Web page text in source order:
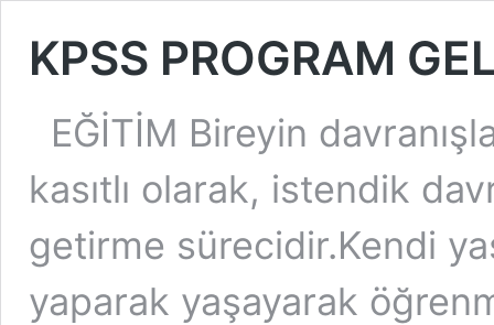
KPSS PROGRAM
EĞİTİM Bireyin
kasıtlı olarak, istendik
getirme sürecidir.Kendi
yaparak yaşayarak